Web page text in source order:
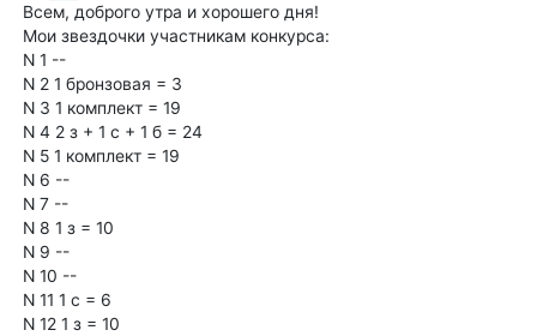
Всем, доброго утра и хорошего дня!
Мои звездочки участникам конкурса:
N 1 --
N 2 1 бронзовая = 3
N 3 1 комплект = 19
N 4 2 з + 1 с + 1 б = 24
N 5 1 комплект = 19
N 6 --
N 7 --
N 8 1 з = 10
N 9 --
N 10 --
N 11 1 с = 6
N 12 1 з = 10